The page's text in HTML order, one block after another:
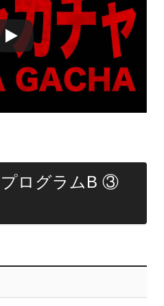
プログラムB ③